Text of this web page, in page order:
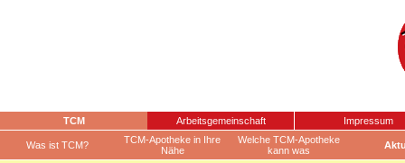
TCM Arbeitsgemeinschaft Impressum
Was ist TCM?
TCM-Apotheke in Ihre
Nähe
Welche TCM-Apotheke
kann was